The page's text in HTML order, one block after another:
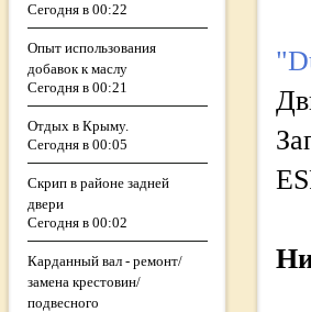
Сегодня в 00:22
Опыт использования
добавок к маслу
Сегодня в 00:21
Отдых в Крыму.
Сегодня в 00:05
Скрип в районе задней
двери
Сегодня в 00:02
Карданный вал - ремонт/
замена крестовин/
подвесного